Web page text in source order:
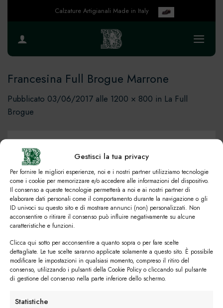
Gestisci la tua privacy
Per fornire le migliori esperienze, noi e i nostri partner utilizziamo tecnologie
come i cookie per memorizzare e/o accedere alle informazioni del dispositivo.
Il consenso a queste tecnologie permetterà a noi e ai nostri partner di
elaborare dati personali come il comportamento durante la navigazione o gli
ID univoci su questo sito e di mostrare annunci (non) personalizzati. Non
acconsentire o ritirare il consenso può influire negativamente su alcune
caratteristiche e funzioni.
Clicca qui sotto per acconsentire a quanto sopra o per fare scelte
dettagliate. Le tue scelte saranno applicate solamente a questo sito. È possibile
modificare le impostazioni in qualsiasi momento, compreso il ritiro del
consenso, utilizzando i pulsanti della Cookie Policy o cliccando sul pulsante
di gestione del consenso nella parte inferiore dello schermo.
Statistiche
Calzature Artigianali Made in Italy
Francesina Full Brogue Marrone
Pubblicato 03/06/2017 alle 1200 × 800 in La Full
Brogue